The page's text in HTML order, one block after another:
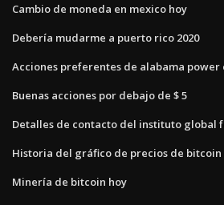
Cambio de moneda en mexico hoy
Debería mudarme a puerto rico 2020
Acciones preferentes de alabama power
Buenas acciones por debajo de $ 5
Detalles de contacto del instituto global
Historia del gráfico de precios de bitcoin
Minería de bitcoin hoy